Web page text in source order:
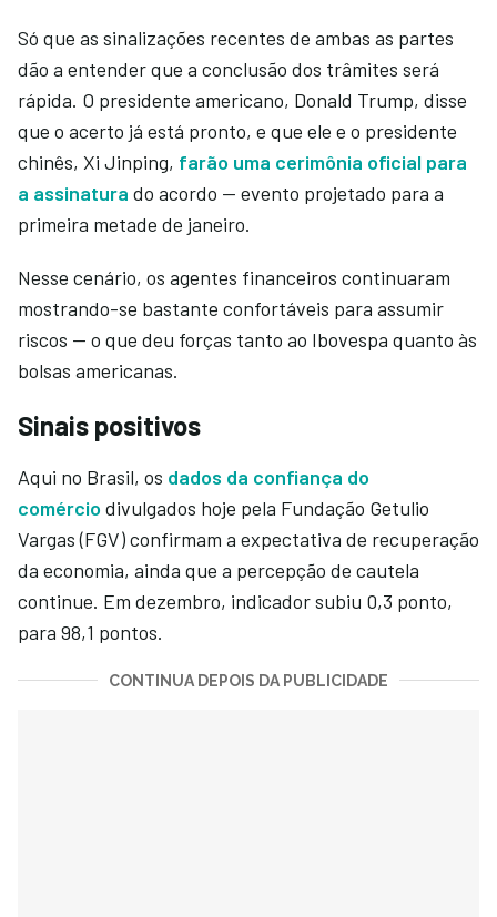
Só que as sinalizações recentes de ambas as partes
dão a entender que a conclusão dos trâmites será
rápida. O presidente americano, Donald Trump, disse
que o acerto já está pronto, e que ele e o presidente
chinês, Xi Jinping, farão uma cerimônia oficial para
a assinatura do acordo — evento projetado para a
primeira metade de janeiro.
Nesse cenário, os agentes financeiros continuaram
mostrando-se bastante confortáveis para assumir
riscos — o que deu forças tanto ao Ibovespa quanto às
bolsas americanas.
Sinais positivos
Aqui no Brasil, os dados da confiança do
comércio divulgados hoje pela Fundação Getulio
Vargas (FGV) confirmam a expectativa de recuperação
da economia, ainda que a percepção de cautela
continue. Em dezembro, indicador subiu 0,3 ponto,
para 98,1 pontos.
CONTINUA DEPOIS DA PUBLICIDADE